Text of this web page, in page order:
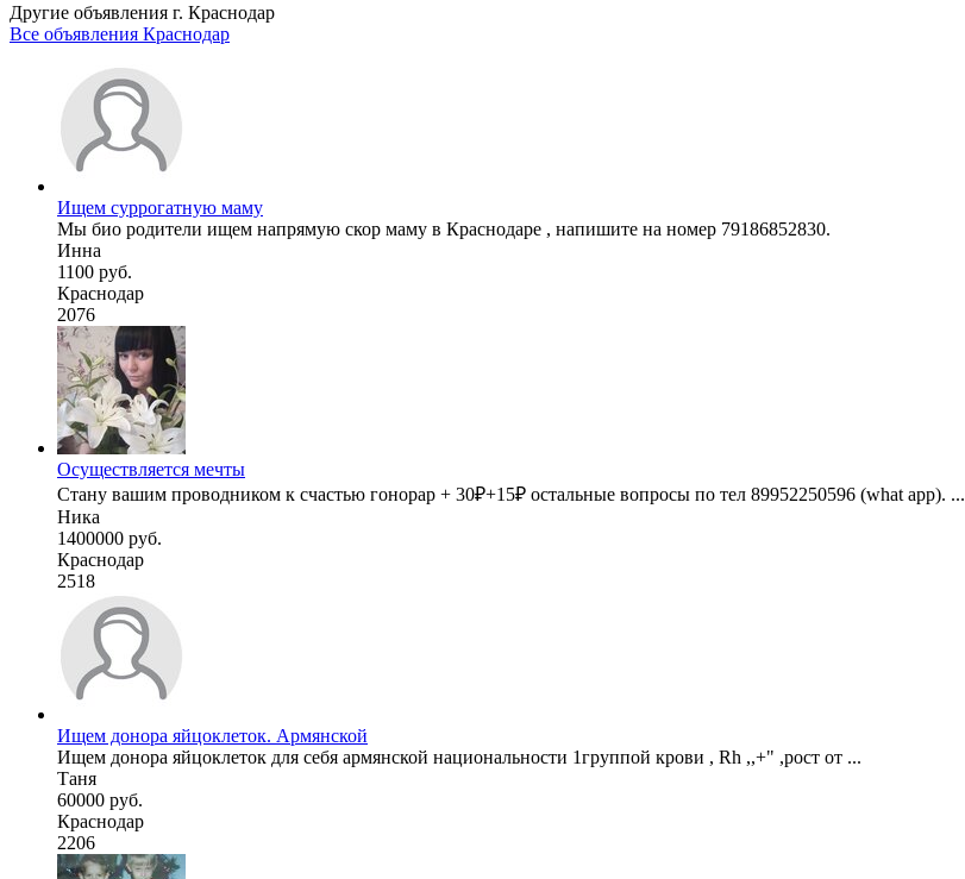
Другие объявления г. Краснодар
Все объявления Краснодар
Ищем суррогатную маму
Мы био родители ищем напрямую скор маму в Краснодаре , напишите на номер 79186852830.
Инна
1100 руб.
Краснодар
2076
Осуществляется мечты
Стану вашим проводником к счастью гонорар + 30₽+15₽ остальные вопросы по тел 89952250596 (what app). ...
Ника
1400000 руб.
Краснодар
2518
Ищем донора яйцоклеток. Армянской
Ищем донора яйцоклеток для себя армянской национальности 1группой крови , Rh ,,+" ,рост от ...
Таня
60000 руб.
Краснодар
2206